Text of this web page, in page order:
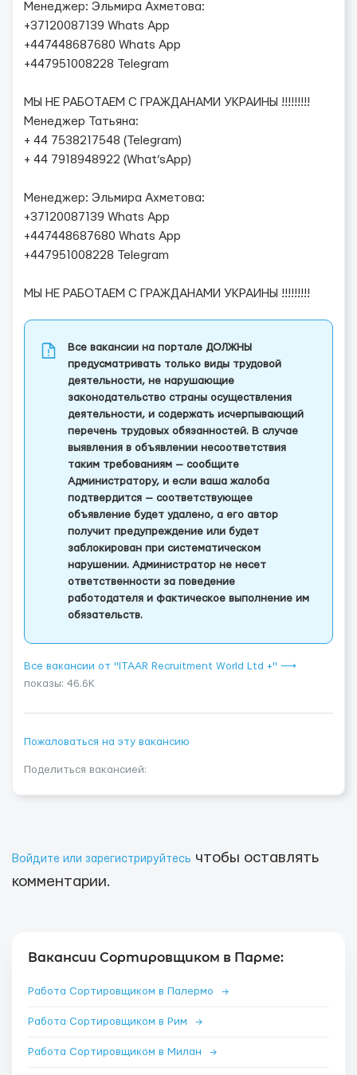
Менеджер: Эльмира Ахметова:
+37120087139 Whats App
+447448687680 Whats App
+447951008228 Telegram
МЫ НЕ РАБОТАЕМ С ГРАЖДАНАМИ УКРАИНЫ !!!!!!!!!
Менеджер Татьяна:
+ 44 7538217548 (Telegram)
+ 44 7918948922 (What’sApp)
Менеджер: Эльмира Ахметова:
+37120087139 Whats App
+447448687680 Whats App
+447951008228 Telegram
МЫ НЕ РАБОТАЕМ С ГРАЖДАНАМИ УКРАИНЫ !!!!!!!!!
Все вакансии на портале ДОЛЖНЫ
предусматривать только виды трудовой
деятельности, не нарушающие
законодательство страны осуществления
деятельности, и содержать исчерпывающий
перечень трудовых обязанностей. В случае
выявления в объявлении несоответствия
таким требованиям — сообщите
Администратору, и если ваша жалоба
подтвердится — соответствующее
объявление будет удалено, а его автор
получит предупреждение или будет
заблокирован при систематическом
нарушении. Администратор не несет
ответственности за поведение
работодателя и фактическое выполнение им
обязательств.
Все вакансии от "ITAAR Recruitment World Ltd +" ⟶
показы: 46.6K
Пожаловаться на эту вакансию
Поделиться вакансией:
Войдите или зарегистрируйтесь чтобы оставлять
комментарии.
Вакансии Сортировщиком в Парме:
Работа Сортировщиком в Палермо →
Работа Сортировщиком в Рим →
Работа Сортировщиком в Милан →